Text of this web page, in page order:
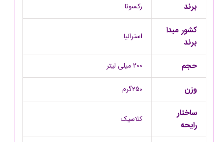
برند رکسونا
کشور مبدا
برند
استرالیا
حجم ۲۰۰ میلی لیتر
وزن ۲50گرم
ساختار
رایحه
کلاسیک